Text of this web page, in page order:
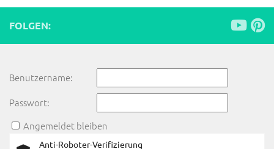
FOLGEN:
Benutzername:
Passwort:
Angemeldet bleiben
Anti-Roboter-Verifizierung